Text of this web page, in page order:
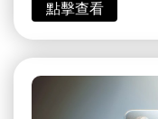
點擊查看